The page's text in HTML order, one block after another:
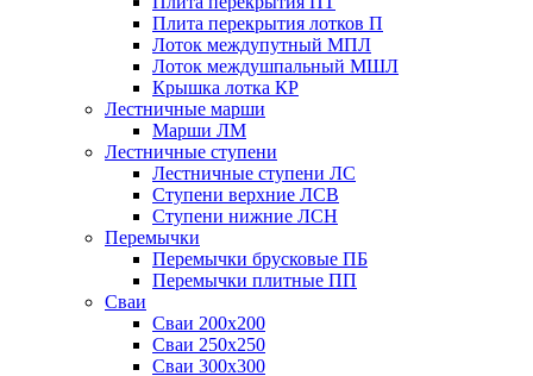
Плита перекрытия лотков П
Лоток междупутный МПЛ
Лоток междушпальный МШЛ
Крышка лотка КР
Лестничные марши
Марши ЛМ
Лестничные ступени
Лестничные ступени ЛС
Ступени верхние ЛСВ
Ступени нижние ЛСН
Перемычки
Перемычки брусковые ПБ
Перемычки плитные ПП
Сваи
Сваи 200х200
Сваи 250х250
Сваи 300х300